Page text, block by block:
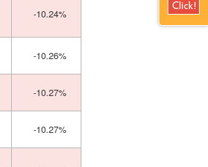
-10.24%
-10.26%
-10.27%
-10.27%